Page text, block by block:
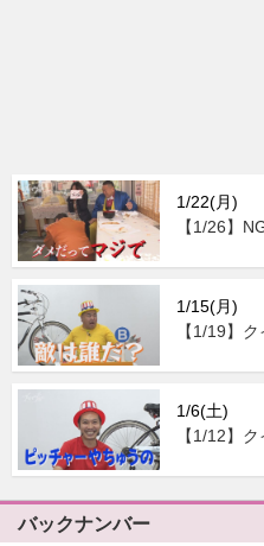
1/22(月)
【1/26】
1/15(月)
【1/19】
1/6(土)
【1/12】
バックナンバー